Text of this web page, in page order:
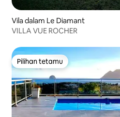
Vila dalam Le Diamant
VILLA VUE ROCHER
Pilihan tetamu
Pilihan tetamu